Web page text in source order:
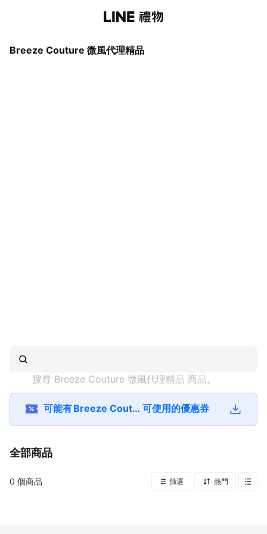
Breeze Couture 微風代理精品
搜尋 Breeze Couture 微風代理精品 商品。
可能有 Breeze Couture 微風代理精品 可使用的優惠券
全部商品
0 個商品 篩選 熱門